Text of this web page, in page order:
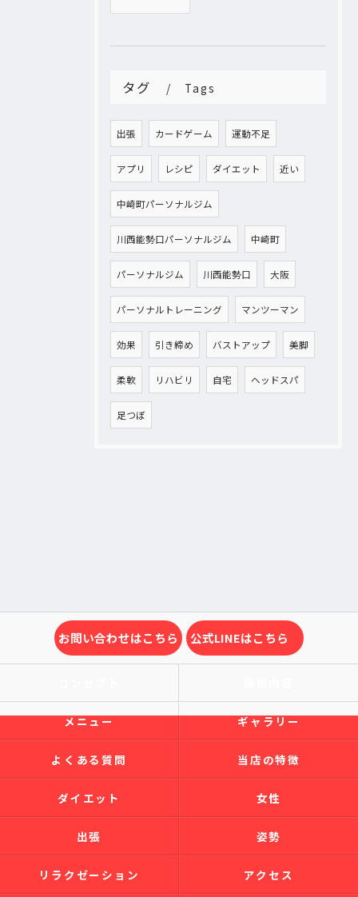
タグ Tags
出張 カードゲーム 運動不足
アプリ レシピ ダイエット 近い
中崎町パーソナルジム
川西能勢口パーソナルジム 中崎町
パーソナルジム 川西能勢口 大阪
パーソナルトレーニング マンツーマン
効果 引き締め バストアップ 美脚
柔軟 リハビリ 自宅 ヘッドスパ
足つぼ
お問い合わせはこちら 公式LINEはこちら
メニュー ギャラリー
よくある質問 当店の特徴
ダイエット 女性
出張 姿勢
リラクゼーション アクセス